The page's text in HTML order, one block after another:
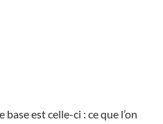
base est celle-ci : ce que l’on